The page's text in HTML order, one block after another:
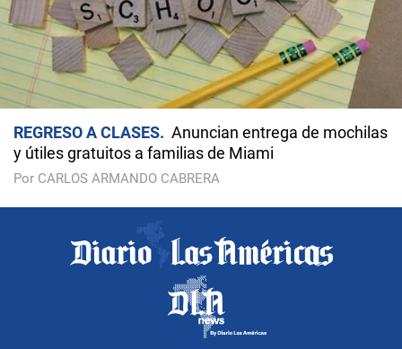
REGRESO A CLASES
Anuncian entrega de mochilas
y útiles gratuitos a familias de Miami
Por CARLOS ARMANDO CABRERA